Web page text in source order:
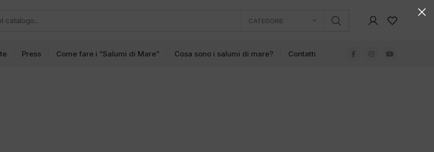
CATEGORIE
Press Come fare i “Salumi di Mare” Cosa sono i salumi di mare? Contatti